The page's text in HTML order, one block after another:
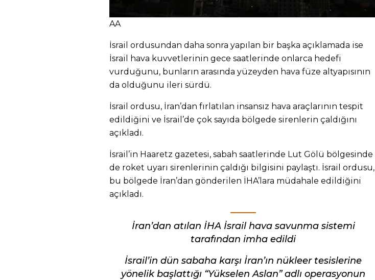
AA
İsrail ordusundan daha sonra yapılan bir başka açıklamada ise
İsrail hava kuvvetlerinin gece saatlerinde onlarca hedefi
vurduğunu, bunların arasında yüzeyden hava füze altyapısının
da olduğunu ileri sürdü.
İsrail ordusu, İran’dan fırlatılan insansız hava araçlarının tespit
edildiğini ve İsrail’de çok sayıda bölgede sirenlerin çaldığını
açıkladı.
İsrail’in Haaretz gazetesi, sabah saatlerinde Lut Gölü bölgesinde
de roket uyarı sirenlerinin çaldığı bilgisini paylaştı. İsrail ordusu,
bu bölgede İran’dan gönderilen İHA’lara müdahale edildiğini
açıkladı.
İran’dan atılan İHA İsrail hava savunma sistemi
tarafından imha edildi
İsrail’in dün sabaha karşı İran’ın nükleer tesislerine
yönelik başlattığı “Yükselen Aslan” adlı operasyonun